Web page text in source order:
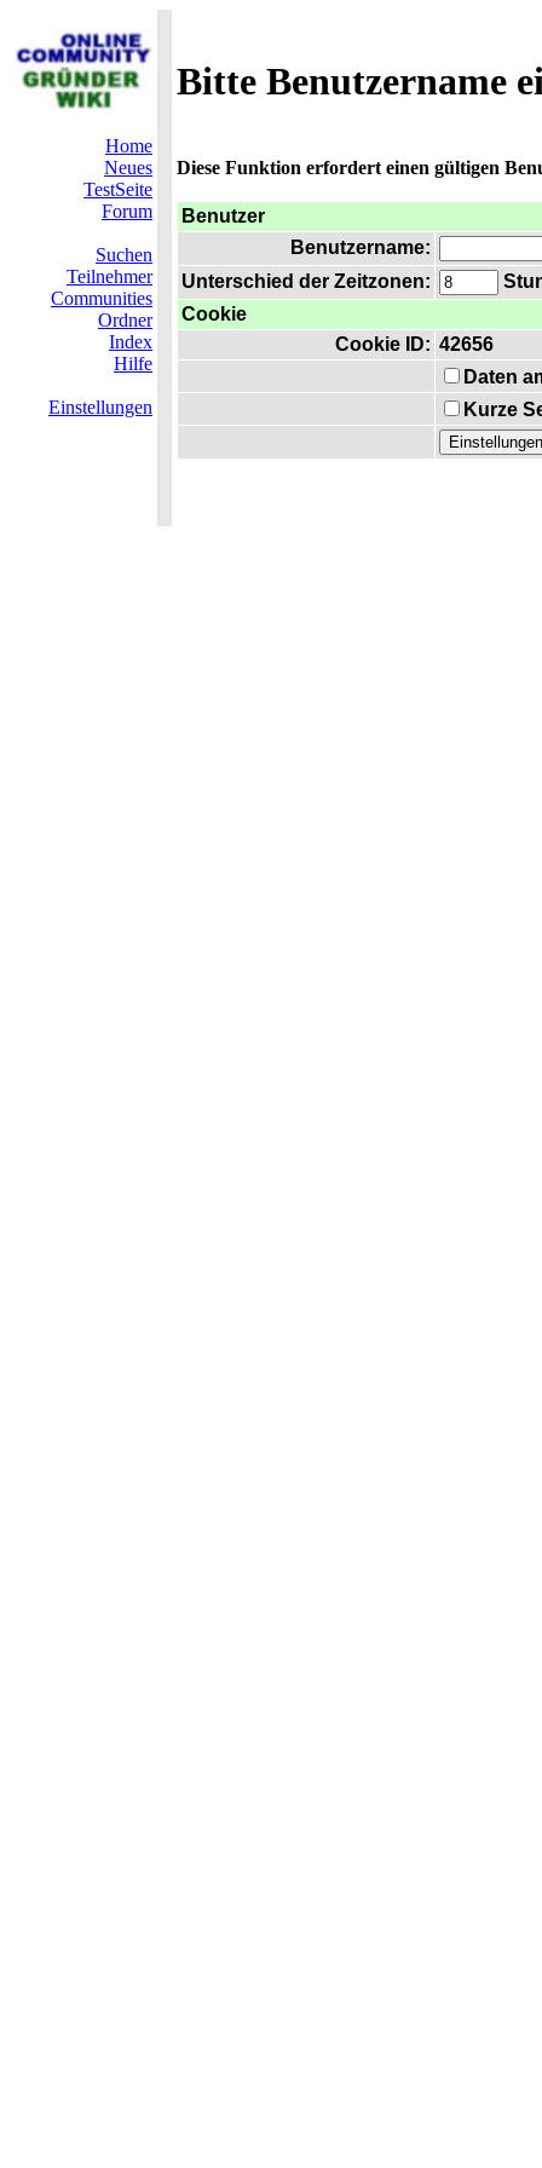
Bitte Benutzername
Home
Neues
TestSeite
Forum
Suchen
Teilnehmer
Communities
Ordner
Index
Hilfe
Einstellungen
Diese Funktion erfordert einen gültigen
Benutzer
Benutzername:
Unterschied der Zeitzonen:
Cookie
Cookie ID: 42656
Daten
Kurze